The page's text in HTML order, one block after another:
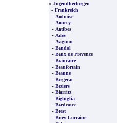
» Jugendherbergen
» Frankreich
- Amboise
- Annecy
- Antibes
- Arles
- Avignon
- Bandol
- Baux de Provence
- Beaucaire
- Beaufortain
- Beaune
- Bergerac
- Beziers
- Biarritz
- Bigluglia
- Bordeaux
- Brest
- Briey Lorraine